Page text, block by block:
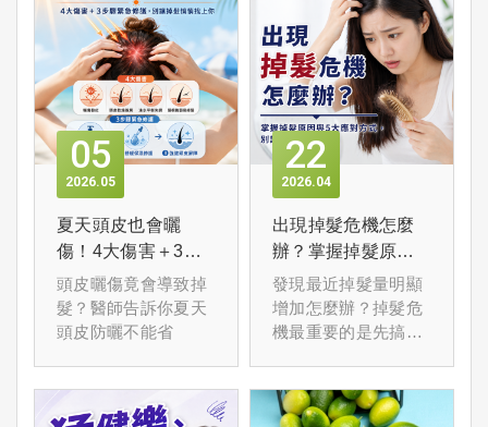
液裡。有報導指出，
超過半數的女性掉髮
是因缺鐵、鋅造成
的，頭髮能立即反映
出身體的營養狀況，
當身體缺乏營養素，
頭髮的養分不夠，便
會出現分岔、易斷、
乾枯，甚至掉髮。
05
05
2026
夏天頭皮也會曬
傷！4大傷害＋3步
驟緊急修護，別讓
掉髮悄悄找上你
頭皮曬傷竟會導致掉
髮？醫師告訴你夏天
頭皮防曬不能省
22
04
2026
出現掉髮危機怎麼
辦？掌握掉髮原因
與5大應對方式，別
讓髮量越來越少
發現最近掉髮量明顯
增加怎麼辦？掉髮危
機最重要的是先搞清